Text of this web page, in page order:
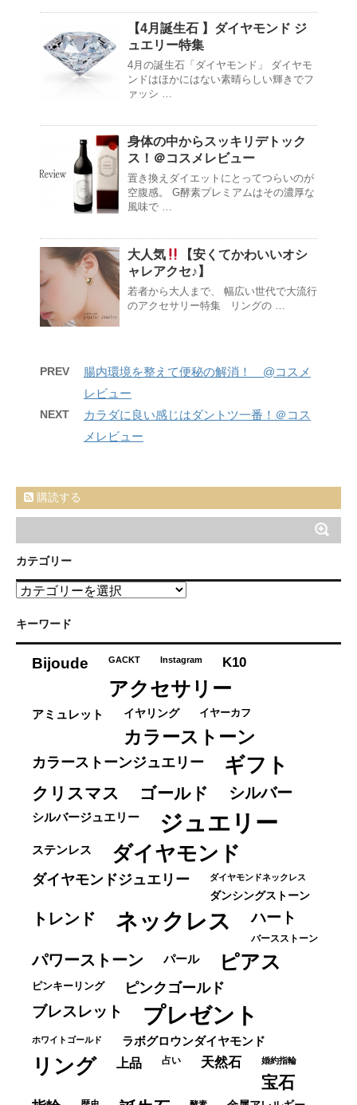
【4月誕生石 】ダイヤモンド ジ
ュエリー特集
4月の誕生石「ダイヤモンド」 ダイヤモ
ンドはほかにはない素晴らしい輝きでフ
ァッシ …
身体の中からスッキリデトック
ス！＠コスメレビュー
置き換えダイエットにとってつらいのが
空腹感。 G酵素プレミアムはその濃厚な
風味で …
大人気
【安くてかわいいオシ
ャレアクセ♪】
若者から大人まで、 幅広い世代で大流行
のアクセサリー特集 リングの …
PREV
腸内環境を整えて便秘の解消！ @コスメ
レビュー
NEXT
カラダに良い感じはダントツ一番！＠コス
メレビュー
購読する
カテゴリー
カ
ゴ
キーワード
Bijoude GACKT Instagram K10
アクセサリー
アミュレット イヤリング イヤーカフ
カラーストーン
カラーストーンジュエリー ギフト
クリスマス ゴールド シルバー
シルバージュエリー ジュエリー
ステンレス ダイヤモンド
ダイヤモンドジュエリー ダイヤモンドネックレス
ダンシングストーン
トレンド ネックレス ハート
バースストーン
パワーストーン パール ピアス
ピンキーリング ピンクゴールド
ブレスレット プレゼント
ホワイトゴールド ラボグロウンダイヤモンド
リング 上品 占い 天然石 婚約指輪
宝石